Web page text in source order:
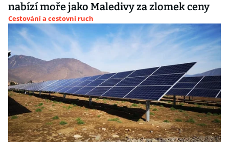
nabízí moře jako Maledivy za zlomek ceny
Cestování a cestovní ruch